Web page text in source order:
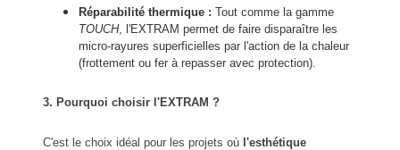
Réparabilité thermique : Tout comme la gamme
TOUCH, l'EXTRAM permet de faire disparaître les
micro-rayures superficielles par l'action de la chaleur
(frottement ou fer à repasser avec protection).
3. Pourquoi choisir l'EXTRAM ?
C'est le choix idéal pour les projets où l'esthétique